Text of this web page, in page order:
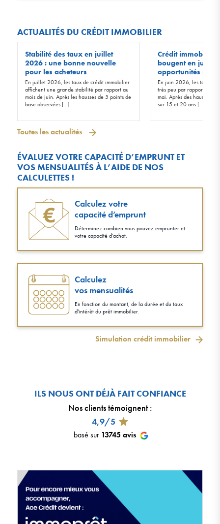
ACTUALITÉS DU CRÉDIT IMMOBILIER
Stabilité des taux en juillet
2026 : une bonne nouvelle
pour les acheteurs
En juillet 2026, les taux de crédit immobilier
affichent une grande stabilité par rapport au
mois de juin. Après les hausses de 5 points de
base observées […]
Crédit immobilier
bougent en juin
opportunités !
En juin 2026, les taux
très peu par rapport à
mai. Après des hausses
sur 15 et 20 ans […]
Toutes les actualités
ÉVALUEZ VOTRE CAPACITÉ D’EMPRUNT ET
VOS MENSUALITÉS À L’AIDE DE NOS
CALCULETTES !
Calculez votre
capacité d’emprunt
Déterminez combien vous pouvez emprunter et
votre capacité d'achat.
Calculez
vos mensualités
En fonction du montant, de la durée et du taux
d'intérêt du prêt immobilier.
Simulation crédit immobilier
ILS NOUS ONT DÉJÀ FAIT CONFIANCE
Nos clients témoignent:
4,9/5
basé sur 13745 avis